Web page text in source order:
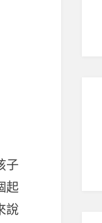
子
起
說